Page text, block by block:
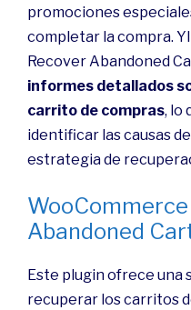
promociones
completar la compra.
Recover Abandoned
informes detallados
carrito de compras, lo
identificar las causas
estrategia de
Abandoned
Este plugin ofrece una
recuperar los carritos